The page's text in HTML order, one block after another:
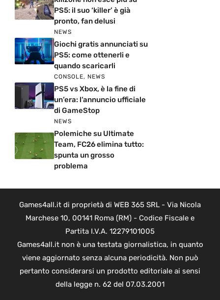
PS5: il suo ‘killer’ è già
pronto, fan delusi
NEWS
Giochi gratis annunciati su
PS5: come ottenerli e
quando scaricarli
CONSOLE, NEWS
PS5 vs Xbox, è la fine di
un’era: l’annuncio ufficiale
di GameStop
NEWS
Polemiche su Ultimate
Team, FC26 elimina tutto:
spunta un grosso
problema
Games4all.it di proprietà di WEB 365 SRL - Via Nicola
Marchese 10, 00141 Roma (RM) - Codice Fiscale e
Partita I.V.A. 12279101005
Games4all.it non è una testata giornalistica, in quanto
viene aggiornato senza alcuna periodicità. Non può
pertanto considerarsi un prodotto editoriale ai sensi
della legge n. 62 del 07.03.2001